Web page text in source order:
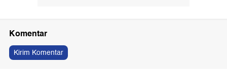
Komentar
Kirim Komentar